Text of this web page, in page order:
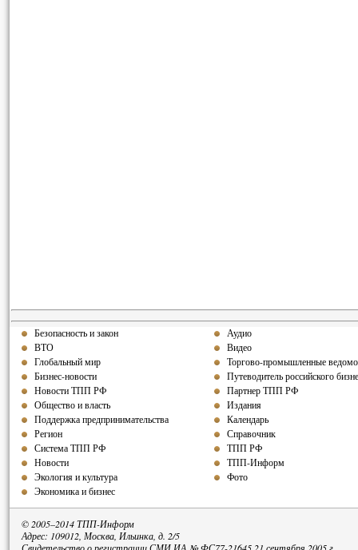
Безопасность и закон
ВТО
Глобальный мир
Бизнес-новости
Новости ТПП РФ
Общество и власть
Поддержка предпринимательства
Регион
Система ТПП РФ
Новости
Экология и культура
Экономика и бизнес
Аудио
Видео
Торгово-промышленные
Путеводитель российского
Партнер ТПП РФ
Издания
Календарь
Справочник
ТПП РФ
ТПП-Информ
Фото
© 2005–2014 ТПП-Информ
Адрес: 109012, Москва, Ильинка, д. 2/5